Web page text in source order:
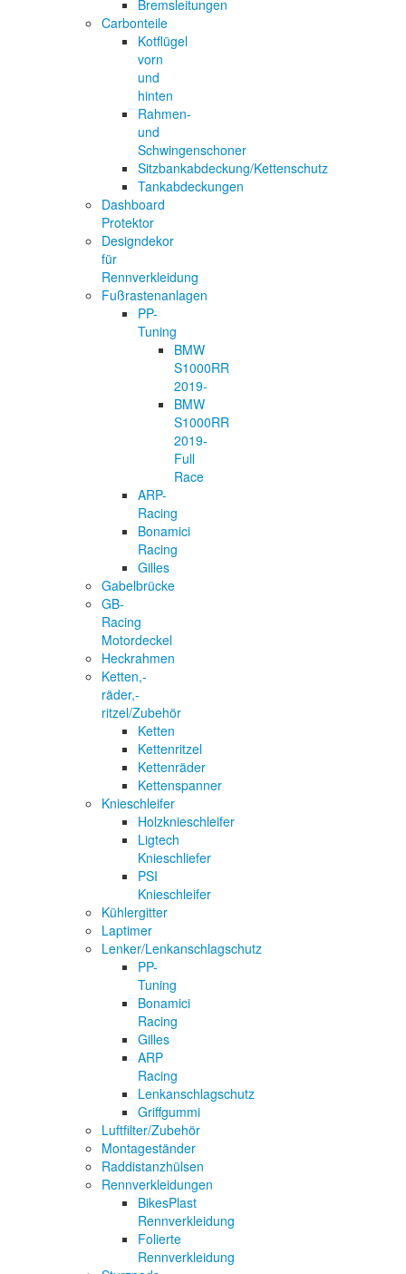
Bremsleitungen
Carbonteile
Kotflügel
vorn
und
hinten
Rahmen-
und
Schwingenschoner
Sitzbankabdeckung/Kettenschutz
Tankabdeckungen
Dashboard
Protektor
Designdekor
für
Rennverkleidung
Fußrastenanlagen
PP-
Tuning
BMW
S1000RR
2019-
BMW
S1000RR
2019-
Full
Race
ARP-
Racing
Bonamici
Racing
Gilles
Gabelbrücke
GB-
Racing
Motordeckel
Heckrahmen
Ketten,-
räder,-
ritzel/Zubehör
Ketten
Kettenritzel
Kettenräder
Kettenspanner
Knieschleifer
Holzknieschleifer
Ligtech
Knieschliefer
PSI
Knieschleifer
Kühlergitter
Laptimer
Lenker/Lenkanschlagschutz
PP-
Tuning
Bonamici
Racing
Gilles
ARP
Racing
Lenkanschlagschutz
Griffgummi
Luftfilter/Zubehör
Montageständer
Raddistanzhülsen
Rennverkleidungen
BikesPlast
Rennverkleidung
Folierte
Rennverkleidung